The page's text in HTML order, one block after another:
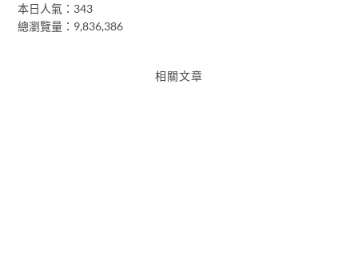
本日人氣：343
總瀏覽量：9,836,386
相關文章